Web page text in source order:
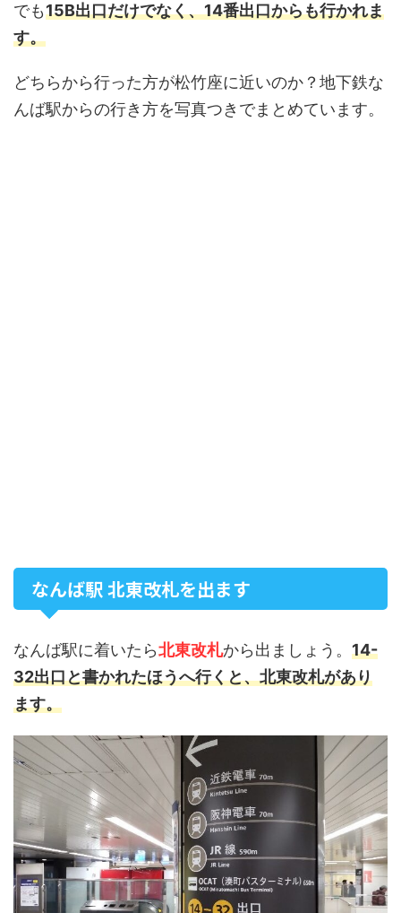
でも15B出口だけでなく、14番出口からも行かれま
す。
どちらから行った方が松竹座に近いのか？地下鉄な
んば駅からの行き方を写真つきでまとめています。
なんば駅 北東改札を出ます
なんば駅に着いたら北東改札から出ましょう。 14-
32出口と書かれたほうへ行くと、北東改札があり
ます。